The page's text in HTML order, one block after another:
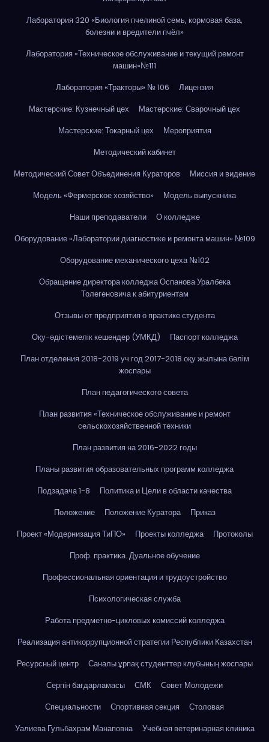
Лаборатория 320 «Биология пчелиной семь, кормовая база,
болезни и вредители пчёл»
Лаборатория «Техническое обслуживание и текущий ремонт
машин»№111
Лаборатория «Тракторы» № 106
Лицензия
Мастерские: Кузнечный цех
Мастерские: Сварочный цех
Мастерские: Токарный цех
Мероприятия
Методический кабинет
Методический Совет Объединения Кураторов
Миссия и видение
Модель «Фермерское хозяйство»
Модель выпускника
Наши преподаватели
О колледже
Оборудование «Лаборатории диагностике и ремонта машин» №109
Оборудование механического цеха №102
Обращение директора колледжа Оспанова Уралбека
Толегеновича к абитуриентам
Отзывы от предприятия о практике студента
Оқу-әдістемелік кешендер (УМКД)
Паспорт колледжа
План отделения 2018-2019 уч.год 2017-2018 оқу жылына бөлім
жоспары
План педагогического совета
План развития «Техническое обслуживание и ремонт
сельскохозяйственной техники
План развития на 2016-2022 годы
Планы развития образовательных программ колледжа
Подзадача 1-8
Политика и Цели в области качества
Положение
Положение Куратора
Приказ
Проект «Модернизация ТиПО»
Проекты колледжа
Протоколы
Проф. практика. Дуальное обучение
Профессиональная ориентация и трудоустройство
Психологическая служба
Работа предметно-цикловых комиссий колледжа
Реализация антикоррупционной стратегии Республики Казахстан
Ресурсный центр
Саналы ұрпақ студенттер клубының жоспары
Серпін бағдарламасы
СМК
Совет Молодежи
Специальности
Спортивная секция
Столовая
Уалиева Гульбахрам Манаповна
Учебная ветеринарная клиника